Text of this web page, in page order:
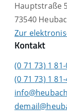
Hauptstraße
73540
Zur
Kontakt
(0 71 73) 1
(0 71 73) 1